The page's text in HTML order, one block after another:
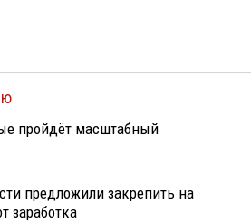
пройдёт масштабный
предложили закрепить на
заработка